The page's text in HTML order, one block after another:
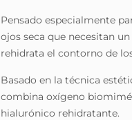
Pensado especialmente
ojos seca que necesitan
rehidrata el contorno de
Basado en la técnica
combina oxígeno
hialurónico rehidratante.